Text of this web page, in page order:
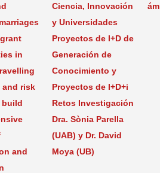
in
and risk
build
and
Ciencia, Innovación
y Universidades
Proyectos de I+D de
Generación de
Conocimiento y
Proyectos de I+D+i
Retos Investigación
Dra. Sònia Parella
(UAB) y Dr. David
Moya (UB)